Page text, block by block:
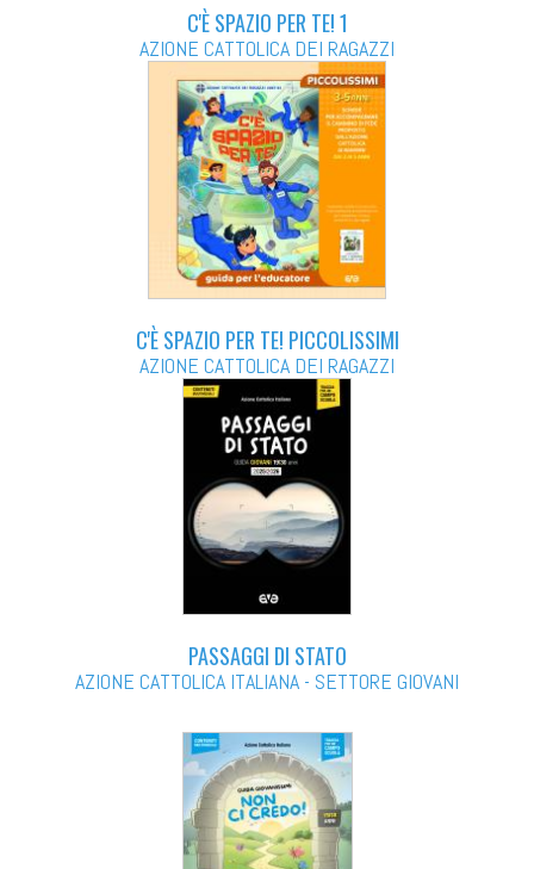
C'È SPAZIO PER TE! 1
AZIONE CATTOLICA DEI RAGAZZI
C'È SPAZIO PER TE! PICCOLISSIMI
AZIONE CATTOLICA DEI RAGAZZI
PASSAGGI DI STATO
AZIONE CATTOLICA ITALIANA - SETTORE GIOVANI